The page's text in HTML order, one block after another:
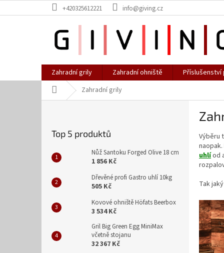
na
+420325612221 info@giving.cz
Zahradní grily Zahradní ohniště Příslušenství
Domů Zahradní grily
Top 5 produktů
Nůž Santoku Forged Olive 18 cm
1 856 Kč
Dřevěné profi Gastro uhlí 10kg
505 Kč
Kovové ohniště Höfats Beerbox
3 534 Kč
Gril Big Green Egg MiniMax
včetně stojanu
32 367 Kč
Výběru
uhlíod
Tak